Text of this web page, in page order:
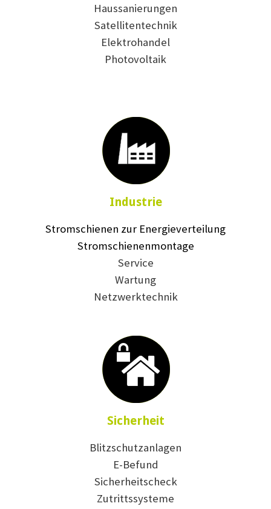
Haussanierungen
Satellitentechnik
Elektrohandel
Photovoltaik
Industrie
Stromschienen zur Energieverteilung
Stromschienenmontage
Service
Wartung
Netzwerktechnik
Sicherheit
Blitzschutzanlagen
E-Befund
Sicherheitscheck
Zutrittssysteme